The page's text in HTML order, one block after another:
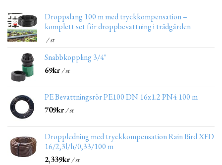
Droppslang 100 m med tryckkompensation –
komplett set för droppbevattning i trädgården
/ st
Snabbkoppling 3/4"
69kr/ st
PE Bevattningsrör PE100 DN 16x1.2 PN4 100 m
709kr/ st
Droppledning med tryckkompensation Rain Bird XFD
16/2,3l/h/0,33/100 m
2,339kr/ st